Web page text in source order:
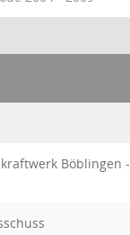
Böblingen -